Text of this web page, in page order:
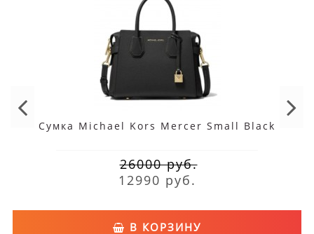
Сумка Michael Kors Mercer Small Black
26000 руб.
12990 руб.
В КОРЗИНУ